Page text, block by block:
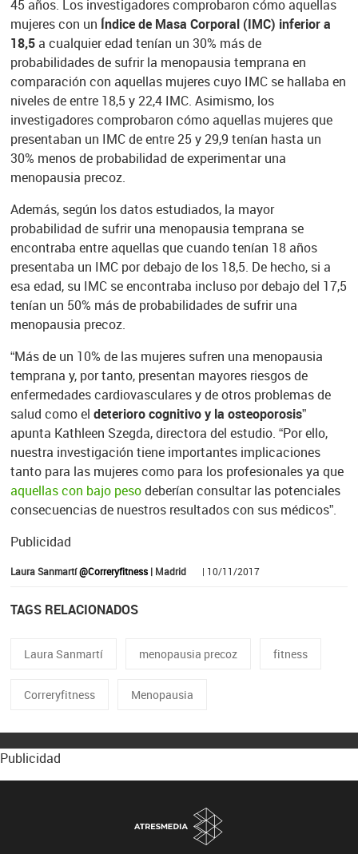
45 años. Los investigadores comprobaron cómo aquellas
mujeres con un Índice de Masa Corporal (IMC) inferior a
18,5a cualquier edad tenían un 30% más de
probabilidades de sufrir la menopausia temprana en
comparación con aquellas mujeres cuyo IMC se hallaba en
niveles de entre 18,5 y 22,4 IMC. Asimismo, los
investigadores comprobaron cómo aquellas mujeres que
presentaban un IMC de entre 25 y 29,9 tenían hasta un
30% menos de probabilidad de experimentar una
menopausia precoz.
Además, según los datos estudiados, la mayor
probabilidad de sufrir una menopausia temprana se
encontraba entre aquellas que cuando tenían 18 años
presentaba un IMC por debajo de los 18,5. De hecho, si a
esa edad, su IMC se encontraba incluso por debajo del 17,5
tenían un 50% más de probabilidades de sufrir una
menopausia precoz.
“Más de un 10% de las mujeres sufren una menopausia
temprana y, por tanto, presentan mayores riesgos de
enfermedades cardiovasculares y de otros problemas de
salud como el deterioro cognitivo y la osteoporosis”
apunta Kathleen Szegda, directora del estudio. “Por ello,
nuestra investigación tiene importantes implicaciones
tanto para las mujeres como para los profesionales ya que
aquellas con bajo pesodeberían consultar las potenciales
consecuencias de nuestros resultados con sus médicos”.
Publicidad
Laura Sanmartí@Correryfitness| Madrid | 10/11/2017
TAGS RELACIONADOS
Laura Sanmartí menopausia precoz fitness
Correryfitness Menopausia
Publicidad